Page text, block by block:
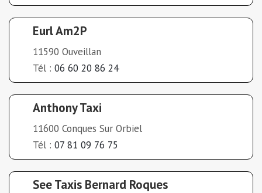
Eurl Am2P
11590 Ouveillan
Tél : 06 60 20 86 24
Anthony Taxi
11600 Conques Sur Orbiel
Tél : 07 81 09 76 75
See Taxis Bernard Roques